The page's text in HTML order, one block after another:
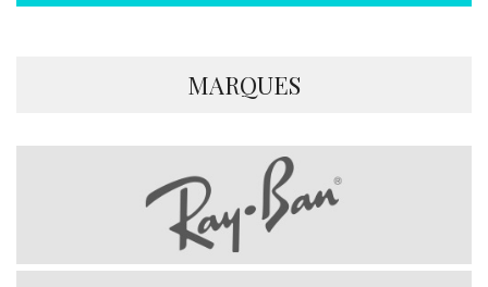
MARQUES